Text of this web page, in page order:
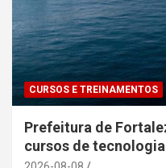
CURSOS E TREINAMENTOS
Prefeitura de
cursos de